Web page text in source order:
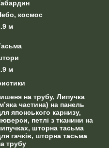
космос
м
м
на трубу, Липучка
частина) на панель
японського карнизу,
петлі з тканини на
шторна тасьма
гачків, шторна тасьма
трубу